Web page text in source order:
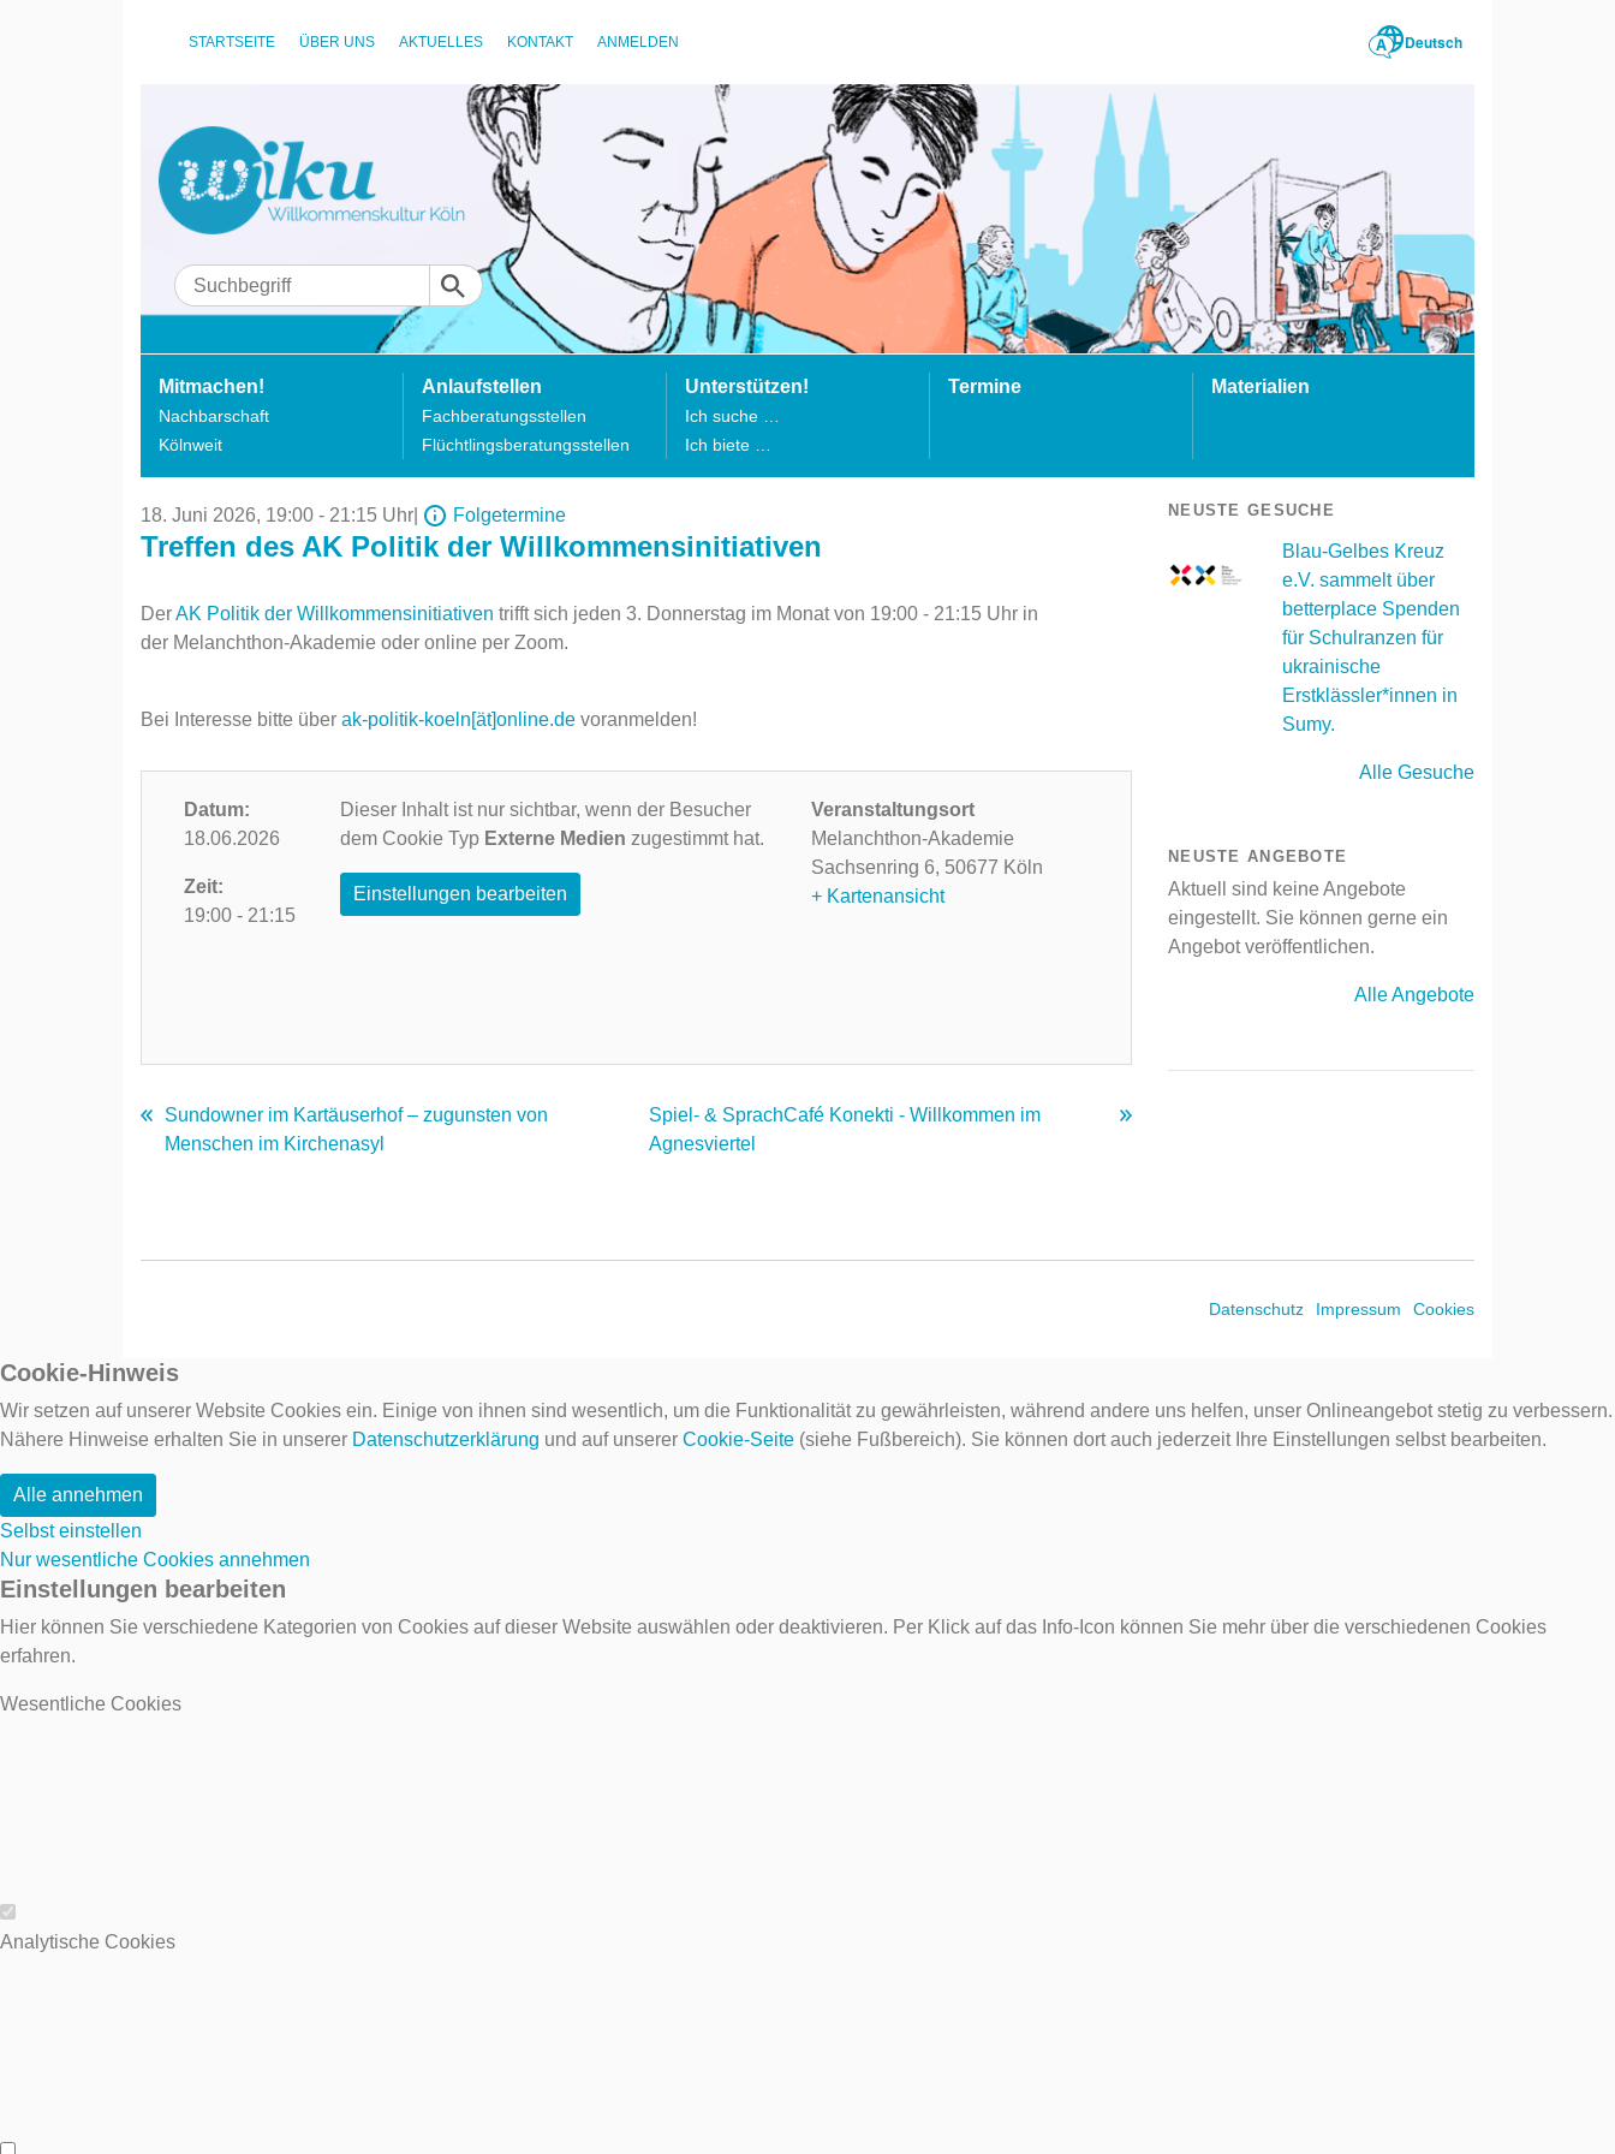
STARTSEITE ÜBER UNS AKTUELLES KONTAKT ANMELDEN Deutsch
Mitmachen!
Nachbarschaft
Kölnweit
Anlaufstellen
Fachberatungsstellen
Flüchtlingsberatungsstellen
Unterstützen!
Ich suche …
Ich biete …
Termine Materialien
18. Juni 2026, 19:00 - 21:15 Uhr Folgetermine
Treffen des AK Politik der Willkommensinitiativen
DerAK Politik der Willkommensinitiativen trifft sich jeden 3. Donnerstag im Monat von 19:00 - 21:15 Uhr in
der Melanchthon-Akademie oder online per Zoom.
Bei Interesse bitte über ak-politik-koeln[ät]online.de voranmelden!
Datum:
18.06.2026
Zeit:
19:00 - 21:15
Dieser Inhalt ist nur sichtbar, wenn der Besucher
dem Cookie Typ Externe Medien zugestimmt hat.
Einstellungen bearbeiten
Veranstaltungsort
Melanchthon-Akademie
Sachsenring 6, 50677 Köln
+ Kartenansicht
Sundowner im Kartäuserhof – zugunsten von
Menschen im Kirchenasyl
Spiel- & SprachCafé Konekti - Willkommen im
Agnesviertel
NEUSTE GESUCHE
Blau-Gelbes Kreuz
e.V. sammelt über
betterplace Spenden
für Schulranzen für
ukrainische
Erstklässler*innen in
Sumy.
Alle Gesuche
NEUSTE ANGEBOTE
Aktuell sind keine Angebote
eingestellt. Sie können gerne ein
Angebot veröffentlichen.
Alle Angebote
Datenschutz Impressum Cookies
Cookie-Hinweis
Wir setzen auf unserer Website Cookies ein. Einige von ihnen sind wesentlich, um die Funktionalität zu gewährleisten, während andere uns helfen, unser Onlineangebot stetig zu verbessern.
Nähere Hinweise erhalten Sie in unserer Datenschutzerklärung und auf unserer Cookie-Seite (siehe Fußbereich). Sie können dort auch jederzeit Ihre Einstellungen selbst bearbeiten.
Alle annehmen
Selbst einstellen
Nur wesentliche Cookies annehmen
Einstellungen bearbeiten
Hier können Sie verschiedene Kategorien von Cookies auf dieser Website auswählen oder deaktivieren. Per Klick auf das Info-Icon können Sie mehr über die verschiedenen Cookies
erfahren.
Wesentliche Cookies
Wesentliche Cookies
Analytische Cookies